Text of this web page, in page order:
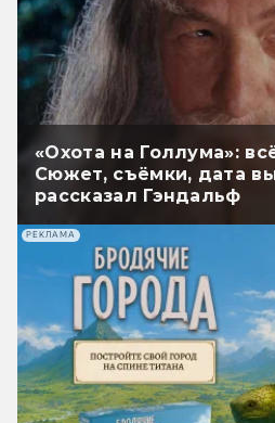
«Охота на Голлума»:
Сюжет, съёмки, дата
рассказал Гэндальф
РЕКЛАМА